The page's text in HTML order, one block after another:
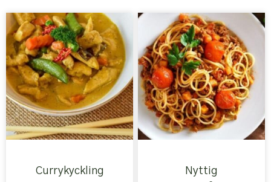
Currykyckling
Nyttig